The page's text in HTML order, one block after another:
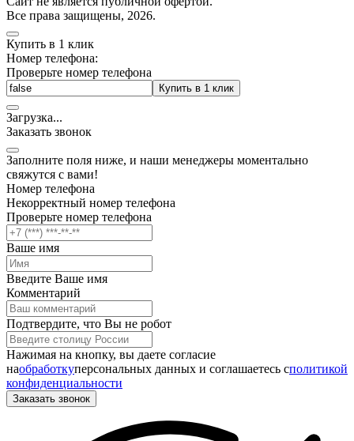
Все права защищены, 2026.
Купить в 1 клик
Номер телефона:
Проверьте номер телефона
Купить в 1 клик
Загрузка...
Заказать звонок
Заполните поля ниже, и наши менеджеры моментально
свяжутся с вами!
Номер телефона
Некорректный номер телефона
Проверьте номер телефона
Ваше имя
Введите Ваше имя
Комментарий
Подтвердите, что Вы не робот
Нажимая на кнопку, вы даете согласие
наобработкуперсональных данных и соглашаетесь cполитикой
конфиденциальности
Заказать звонок